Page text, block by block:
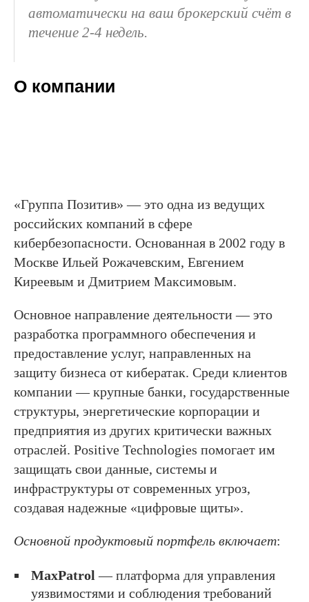
автоматически на ваш брокерский счёт в
течение 2-4 недель.
О компании
«Группа Позитив» — это одна из ведущих
российских компаний в сфере
кибербезопасности. Основанная в 2002 году в
Москве Ильей Рожачевским, Евгением
Киреевым и Дмитрием Максимовым.
Основное направление деятельности — это
разработка программного обеспечения и
предоставление услуг, направленных на
защиту бизнеса от кибератак. Среди клиентов
компании — крупные банки, государственные
структуры, энергетические корпорации и
предприятия из других критически важных
отраслей. Positive Technologies помогает им
защищать свои данные, системы и
инфраструктуры от современных угроз,
создавая надежные «цифровые щиты».
Основной продуктовый портфель включает:
MaxPatrol — платформа для управления
уязвимостями и соблюдения требований